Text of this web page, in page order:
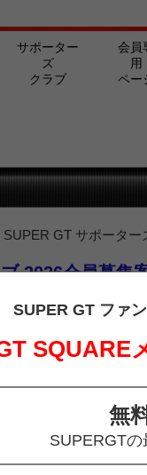
サポーター
ズ
クラブ
会員
用
ペー
GT サポータ
2026会員募集
ブ会員の方は、下記
SUPER GT ファン
SQUARE
無
SUPERGTの